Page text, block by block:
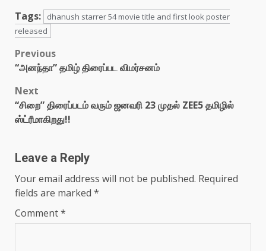
Tags:
dhanush starrer 54 movie title and first look poster
released
Post
navigation
Previous
“அனந்தா” தமிழ் திரைப்பட விமர்சனம்
Next
“சிறை” திரைப்படம் வரும் ஜனவரி 23 முதல் ZEE5 தமிழில்
ஸ்ட்ரீமாகிறது!!
Leave a Reply
Your email address will not be published. Required
fields are marked *
Comment*